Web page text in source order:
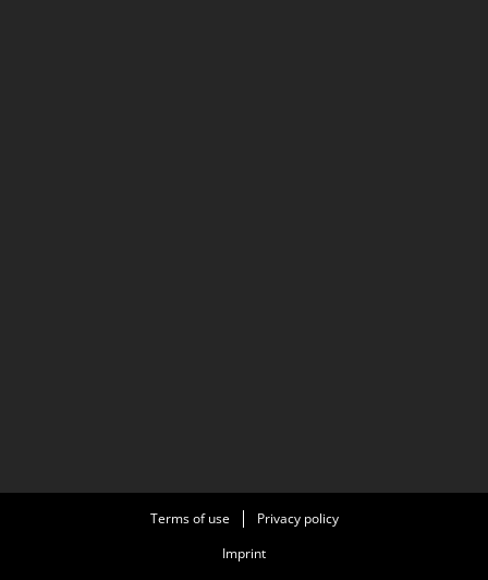
Terms of use
Privacy policy
Imprint